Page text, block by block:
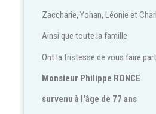
Zaccharie, Yohan, Léonie et
Ainsi que toute la famille
Ont la tristesse de vous faire
Monsieur Philippe RONCE
survenu à l'âge de 77 ans